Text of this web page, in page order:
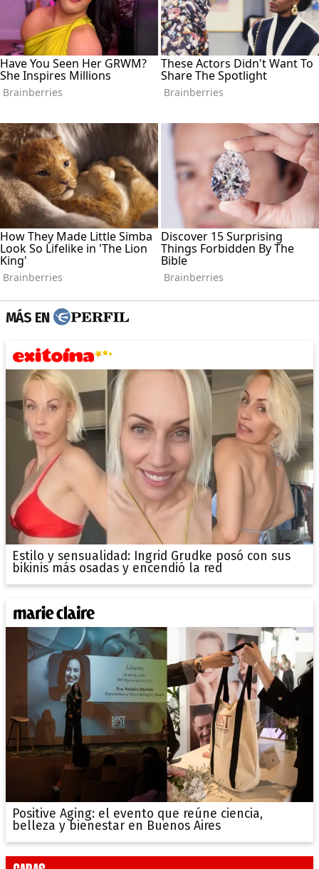
MÁS EN
Estilo y sensualidad: Ingrid Grudke posó con sus
bikinis más osadas y encendió la red
Positive Aging: el evento que reúne ciencia,
belleza y bienestar en Buenos Aires